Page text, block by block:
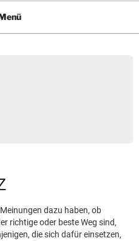
lesen
dazu haben, ob
richtige oder beste Weg sind,
die sich dafür einsetzen,